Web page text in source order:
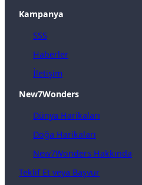
Kampanya
SSS
Haberler
İletişim
New7Wonders
Dünya Harikaları
Doğa Harikaları
New7Wonders Hakkında
Teklif Et veya Başvur